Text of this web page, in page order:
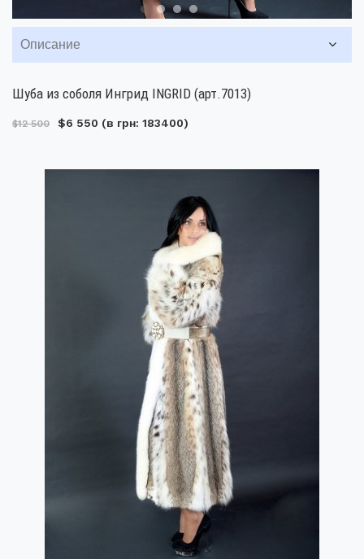
Описание
Шуба из соболя Ингрид INGRID (арт.7013)
$12 500 $6 550 (в грн: 183400)